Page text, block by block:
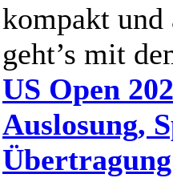
kompakt
geht’s mit
US Open
Auslosung,